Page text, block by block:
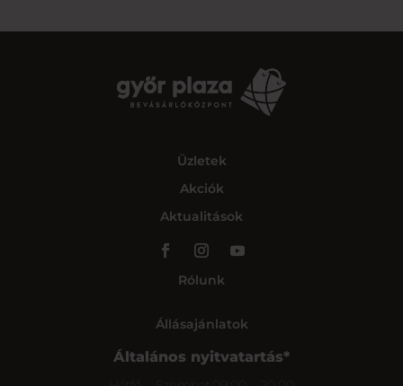
Üzletek
Akciók
Aktualitások
Rólunk
Állásajánlatok
Általános nyitvatartás*